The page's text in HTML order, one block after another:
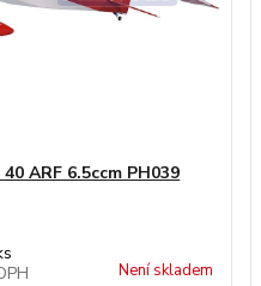
ARF 6.5ccm PH039
Není skladem